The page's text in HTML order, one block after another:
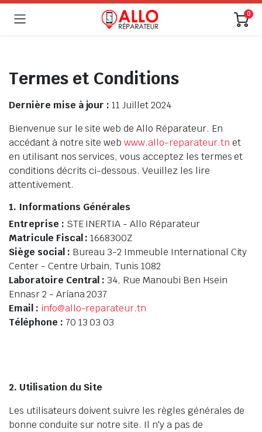
0
Termes et Conditions
Dernière mise à jour : 11 Juillet 2024
Bienvenue sur le site web de Allo Réparateur. En
accédant à notre site webwww.allo-reparateur.tn et
en utilisant nos services, vous acceptez les termes et
conditions décrits ci-dessous. Veuillez les lire
attentivement.
1. Informations Générales
Entreprise : STE INERTIA - Allo Réparateur
Matricule Fiscal : 1668300Z
Siège social : Bureau 3-2 Immeuble International City
Center - Centre Urbain, Tunis 1082
Laboratoire Central : 34, Rue Manoubi Ben Hsein
Ennasr 2 - Ariana 2037
Email : info@allo-reparateur.tn
Téléphone : 70 13 03 03
2. Utilisation du Site
Les utilisateurs doivent suivre les règles générales de
bonne conduite sur notre site. Il n'y a pas de